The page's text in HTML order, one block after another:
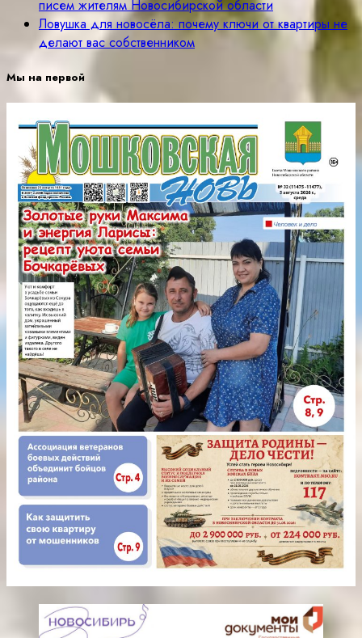
писем жителям Новосибирской области
Ловушка для новосёла: почему ключи от квартиры не
делают вас собственником
Мы на первой